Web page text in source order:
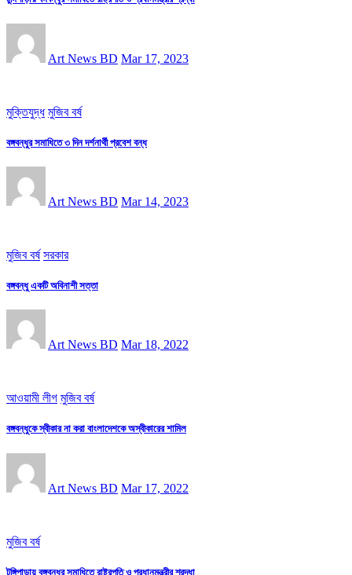
Art News BD Mar 17, 2023
মুক্তিযুদ্ধ মুজিব বর্ষ
বঙ্গবন্ধুর সমাধিতে ৩ দিন দর্শনার্থী প্রবেশ বন্ধ
Art News BD Mar 14, 2023
মুজিব বর্ষ সরকার
বঙ্গবন্ধু একটি অবিনাশী সত্তা
Art News BD Mar 18, 2022
আওয়ামী লীগ মুজিব বর্ষ
বঙ্গবন্ধুকে স্বীকার না করা বাংলাদেশকে অস্বীকারের শামিল
Art News BD Mar 17, 2022
মুজিব বর্ষ
টুঙ্গিপাড়ায় বঙ্গবন্ধুর সমাধিতে রাষ্ট্রপতি ও প্রধানমন্ত্রীর শ্রদ্ধা